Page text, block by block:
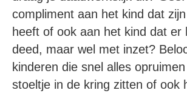
compliment aan het kind dat
heeft of ook aan het kind dat er
deed, maar wel met inzet?
kinderen die snel alles
stoeltje in de kring zitten of ook